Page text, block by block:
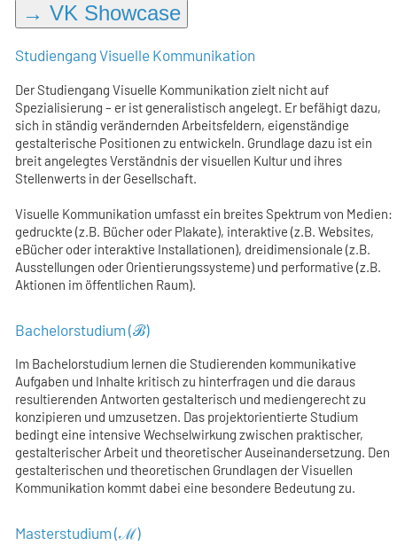
→ VK Showcase
Studiengang Visuelle Kommunikation
Der Studiengang Visuelle Kommunikation zielt nicht auf
Spezialisierung – er ist generalistisch angelegt. Er befähigt dazu,
sich in ständig verändernden Arbeitsfeldern, eigenständige
gestalterische Positionen zu entwickeln. Grundlage dazu ist ein
breit angelegtes Verständnis der visuellen Kultur und ihres
Stellenwerts in der Gesellschaft.
Visuelle Kommunikation umfasst ein breites Spektrum von Medien:
gedruckte (z.B. Bücher oder Plakate), interaktive (z.B. Websites,
eBücher oder interaktive Installationen), dreidimensionale (z.B.
Ausstellungen oder Orientierungssysteme) und performative (z.B.
Aktionen im öffentlichen Raum).
Bachelorstudium (ℬ)
Im Bachelorstudium lernen die Studierenden kommunikative
Aufgaben und Inhalte kritisch zu hinterfragen und die daraus
resultierenden Antworten gestalterisch und mediengerecht zu
konzipieren und umzusetzen. Das projektorientierte Studium
bedingt eine intensive Wechselwirkung zwischen praktischer,
gestalterischer Arbeit und theoretischer Auseinandersetzung. Den
gestalterischen und theoretischen Grundlagen der Visuellen
Kommunikation kommt dabei eine besondere Bedeutung zu.
Masterstudium (ℳ)